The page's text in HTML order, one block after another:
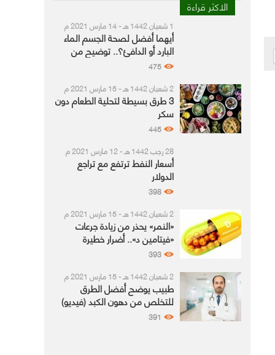
الاكثر قراءة
1 شعبان 1442 هـ - 14 مارس 2021 م
أيهما أفضل لصحة الجسم الماء
البارد أو الدافئ؟.. توضيح من
مختصين
475
2 شعبان 1442 هـ - 15 مارس 2021 م
3 طرق بسيطة لتحلية الطعام دون
سكر
445
28 رجب 1442 هـ - 12 مارس 2021 م
أسعار النفط ترتفع مع تراجع
الدولار
398
2 شعبان 1442 هـ - 15 مارس 2021 م
«النمر» يحذر من زيادة جرعات
«فيتامين د».. أضرار خطيرة
بشرايين القلب
393
2 شعبان 1442 هـ - 15 مارس 2021 م
طبيب يوضح أفضل الطرق
للتخلص من دهون الكبد (فيديو)
391